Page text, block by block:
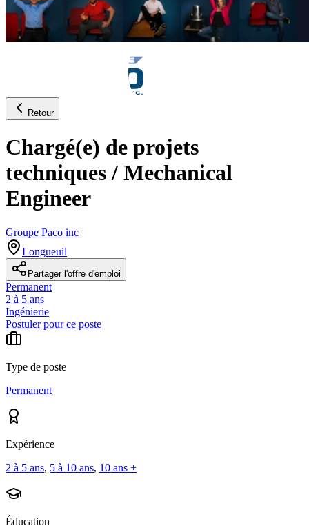
Retour
Chargé(e) de projets
techniques / Mechanical
Engineer
Groupe Paco inc
Longueuil
Partager l'offre d'emploi
Permanent
2 à 5 ans
Ingénierie
Postuler pour ce poste
Type de poste
Permanent
Expérience
2 à 5 ans, 5 à 10 ans, 10 ans +
Éducation